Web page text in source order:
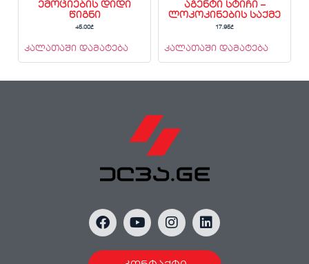
ემოციების დიდი
წიგნი
45.00₾
კალათაში დამატება
აგენტი სტიჩი –
ლოკოკინების საქმე
17.95₾
კალათაში დამატება